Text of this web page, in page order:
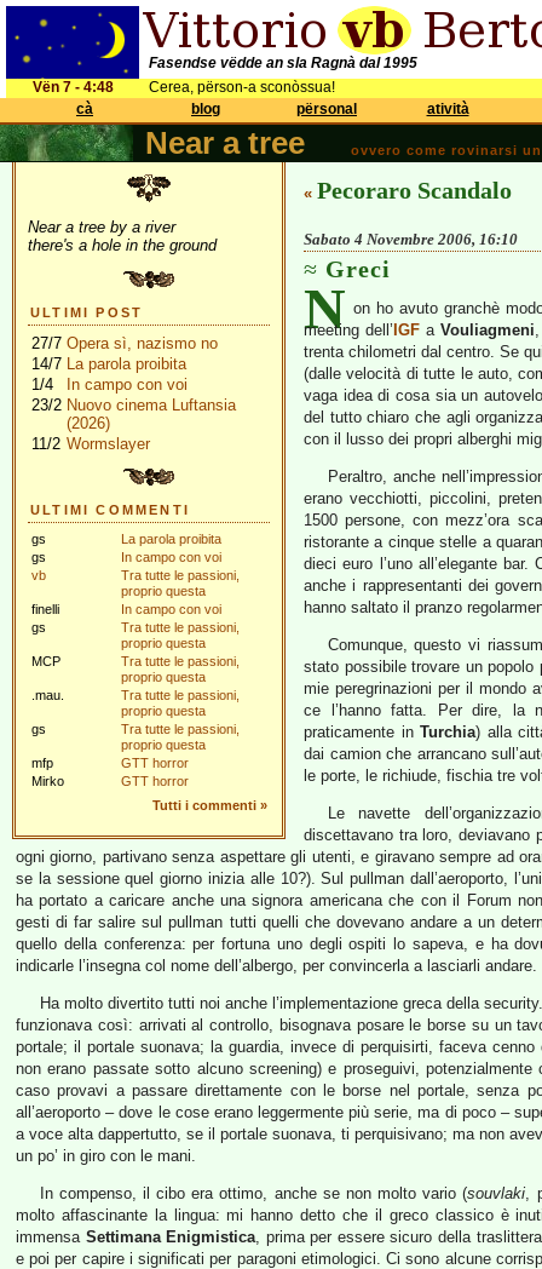
Fasendse vëdde an sla Ragnà dal 1995
Vën 7 - 4:48
Cerea, përson-a sconòssua!
cà
blog përsonal atività
Near a tree ovvero come rovinarsi
Near a tree by a river
there's a hole in the ground
ULTIMI POST
27/7 Opera sì, nazismo no
14/7 La parola proibita
1/4
In campo con voi
23/2 Nuovo cinema Luftansia
(2026)
11/2 Wormslayer
ULTIMI COMMENTI
gs
La parola proibita
gs
In campo con voi
vb
Tra tutte le passioni,
proprio questa
finelli
In campo con voi
gs
Tra tutte le passioni,
proprio questa
MCP
Tra tutte le passioni,
proprio questa
.mau.
Tra tutte le passioni,
proprio questa
gs
Tra tutte le passioni,
proprio questa
mfp
GTT horror
Mirko
GTT horror
Tutti i commenti »
« Pecoraro Scandalo
Sabato 4 Novembre 2006, 16:10
Greci
N on ho avuto granchè
meeting dell’ IGFa Vouliagmeni
trenta chilometri dal centro. Se
(dalle velocità di tutte le auto,
vaga idea di cosa sia un
del tutto chiaro che agli
con il lusso dei propri alberghi
Peraltro, anche
erano vecchiotti, piccolini,
1500 persone, con mezz’ora
ristorante a cinque stelle a
dieci euro l’uno all’elegante
anche i rappresentanti dei
hanno saltato il pranzo
Comunque, questo vi
stato possibile trovare un
mie peregrinazioni per il mondo
ce l’hanno fatta. Per dire, la
praticamente inTurchia) alla
dai camion che arrancano
le porte, le richiude, fischia tre
Le navette
discettavano tra loro, deviavano
ogni giorno, partivano senza aspettare gli utenti, e giravano sempre ad
se la sessione quel giorno inizia alle 10?). Sul pullman dall’aeroporto,
ha portato a caricare anche una signora americana che con il Forum
gesti di far salire sul pullman tutti quelli che dovevano andare a un
quello della conferenza: per fortuna uno degli ospiti lo sapeva, e ha
indicarle l’insegna col nome dell’albergo, per convincerla a lasciarli andare.
Ha molto divertito tutti noi anche l’implementazione greca della
funzionava così: arrivati al controllo, bisognava posare le borse su un
portale; il portale suonava; la guardia, invece di perquisirti, faceva
non erano passate sotto alcuno screening) e proseguivi,
caso provavi a passare direttamente con le borse nel portale, senza
all’aeroporto – dove le cose erano leggermente più serie, ma di poco –
a voce alta dappertutto, se il portale suonava, ti perquisivano; ma non
un po’ in giro con le mani.
In compenso, il cibo era ottimo, anche se non molto vario (souvlaki,
molto affascinante la lingua: mi hanno detto che il greco classico è
immensa Settimana Enigmistica, prima per essere sicuro della
e poi per capire i significati per paragoni etimologici. Ci sono alcune